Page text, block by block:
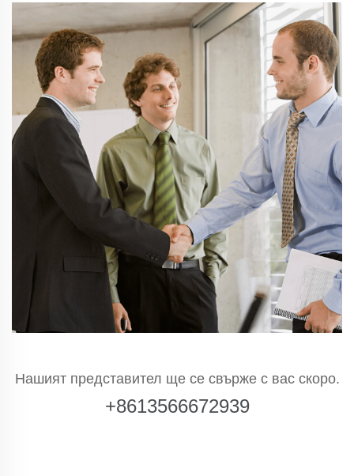
Нашият представител ще се свърже с вас скоро.
+8613566672939